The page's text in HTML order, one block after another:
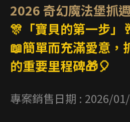
2026 奇幻魔法堡抓
🎊「寶貝的第一步」
📖簡單而充滿愛意，
的重要里程碑🎁🎈
專案銷售日期 : 2026/